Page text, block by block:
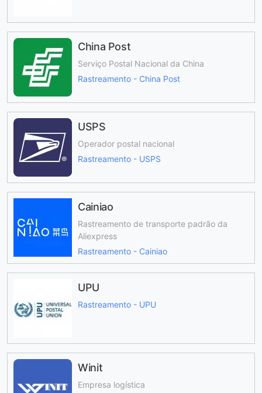
China Post
Serviço Postal Nacional da China
Rastreamento - China Post
USPS
Operador postal nacional
Rastreamento - USPS
Cainiao
Rastreamento de transporte padrão da
Aliexpress
Rastreamento - Cainiao
UPU
Rastreamento - UPU
Winit
Empresa logística